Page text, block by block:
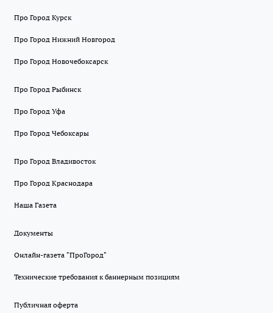
Про Город Курск
Про Город Нижний Новгород
Про Город Новочебоксарск
Про Город Рыбинск
Про Город Уфа
Про Город Чебоксары
Про Город Владивосток
Про Город Краснодара
Наша Газета
Документы
Онлайн-газета "ПроГород"
Технические требования к баннерным позициям
Публичная оферта